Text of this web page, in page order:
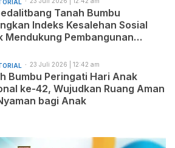
Tanah Bumbu
Indeks Kesalehan Sosial
Mendukung Pembangunan
23 Juli 2026 | 12:42 am
Bumbu Peringati Hari Anak
ke-42, Wujudkan Ruang Aman
bagi Anak